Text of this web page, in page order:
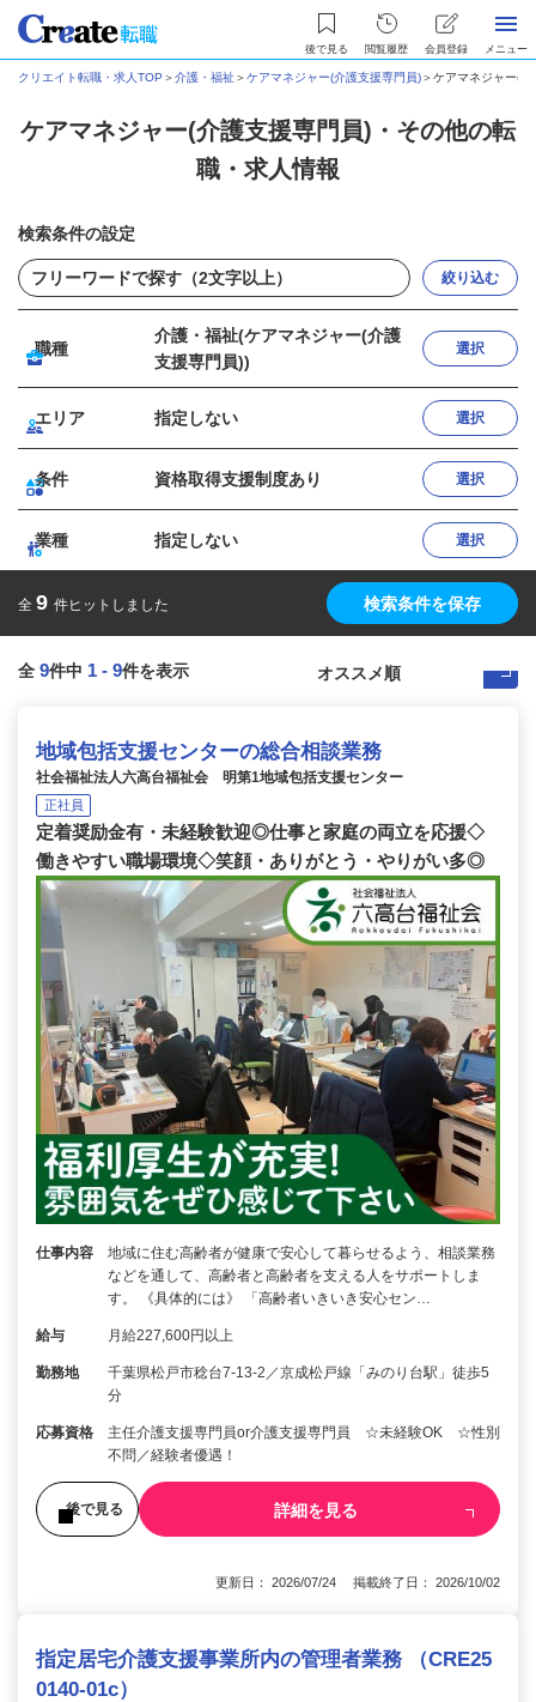
後で見る 閲覧履歴 会員登録 メニュー
クリエイト転職・求人TOP ＞介護・福祉＞ケアマネジャー(介護支援専門員)＞ケアマネジャー(
ケアマネジャー(介護支援専門員)・その他の転
職・求人情報
検索条件の設定
絞り込む
職種
介護・福祉(ケアマネジャー(介護
支援専門員))
選択
エリア 指定しない 選択
条件 資格取得支援制度あり 選択
業種 指定しない 選択
全 9 件ヒットしました 検索条件を保存
全 9件中 1 - 9件を表示
地域包括支援センターの総合相談業務
社会福祉法人六高台福祉会 明第1地域包括支援センター
正社員
定着奨励金有・未経験歓迎◎仕事と家庭の両立を応援◇
働きやすい職場環境◇笑顔・ありがとう・やりがい多◎
仕事内容
地域に住む高齢者が健康で安心して暮らせるよう、相談業務
などを通して、高齢者と高齢者を支える人をサポートしま
す。 《具体的には》 「高齢者いきいき安心セン…
給与 月給227,600円以上
勤務地
千葉県松戸市稔台7-13-2／京成松戸線「みのり台駅」徒歩5
分
応募資格
主任介護支援専門員or介護支援専門員 ☆未経験OK ☆性別
不問／経験者優遇！
後で見る 詳細を見る
更新日： 2026/07/24 掲載終了日： 2026/10/02
指定居宅介護支援事業所内の管理者業務 （CRE25
0140-01c）